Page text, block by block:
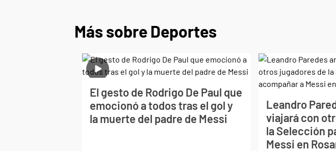
Más sobre Deportes
El gesto de Rodrigo De Paul que
emocionó a todos tras el gol y
la muerte del padre de Messi
Leandro
viajará con
la Selección
Messi en